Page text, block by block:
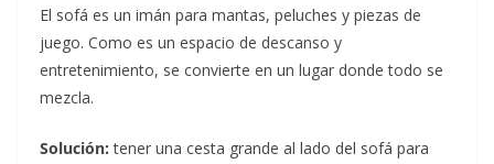
El sofá es un imán para mantas, peluches y piezas de
juego. Como es un espacio de descanso y
entretenimiento, se convierte en un lugar donde todo se
mezcla.
Solución: tener una cesta grande al lado del sofá para